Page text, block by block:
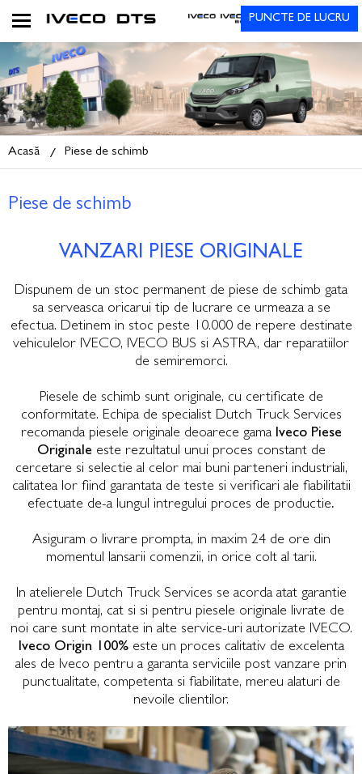
PUNCTE DE LUCRU
Acasă Piese de schimb
Piese de schimb
VANZARI PIESE ORIGINALE
Dispunem de un stoc permanent de piese de schimb gata
sa serveasca oricarui tip de lucrare ce urmeaza a se
efectua. Detinem in stoc peste 10.000 de repere destinate
vehiculelor IVECO, IVECO BUS si ASTRA, dar reparatiilor
de semiremorci.
Piesele de schimb sunt originale, cu certificate de
conformitate. Echipa de specialist Dutch Truck Services
recomanda piesele originale deoarece gama Iveco Piese
Originale este rezultatul unui proces constant de
cercetare si selectie al celor mai buni parteneri industriali,
calitatea lor fiind garantata de teste si verificari ale fiabilitatii
efectuate de-a lungul intregului proces de productie.
Asiguram o livrare prompta, in maxim 24 de ore din
momentul lansarii comenzii, in orice colt al tarii.
In atelierele Dutch Truck Services se acorda atat garantie
pentru montaj, cat si si pentru piesele originale livrate de
noi care sunt montate in alte service-uri autorizate IVECO.
Iveco Origin 100% este un proces calitativ de excelenta
ales de Iveco pentru a garanta serviciile post vanzare prin
punctualitate, competenta si fiabilitate, mereu alaturi de
nevoile clientilor.